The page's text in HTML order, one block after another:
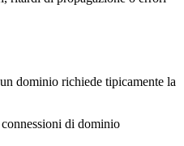
dominio richiede tipicamente la
di dominio